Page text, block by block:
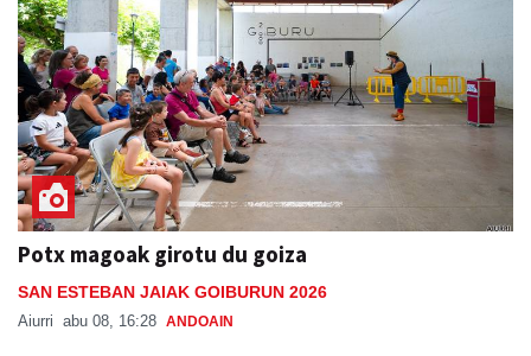
Potx magoak girotu du goiza
SAN ESTEBAN JAIAK GOIBURUN 2026
Aiurri abu 08, 16:28 ANDOAIN